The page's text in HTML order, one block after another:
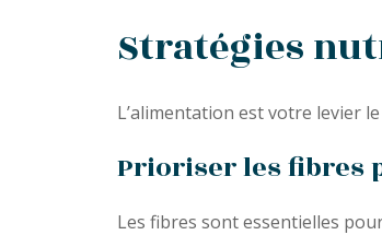
Stratégies
L’alimentation est votre levier
Prioriser les fibres
Les fibres sont essentielles